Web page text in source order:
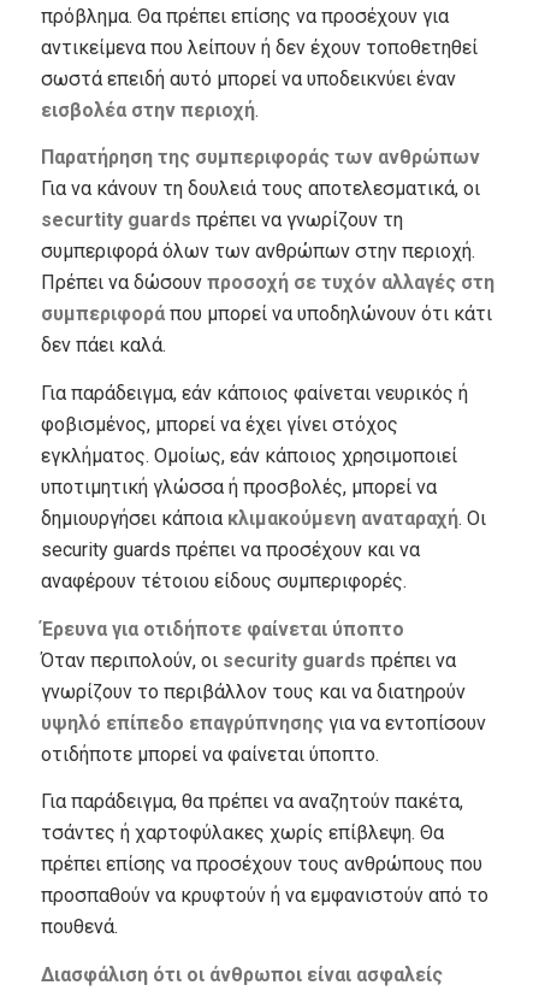
πρόβλημα. Θα πρέπει επίσης να προσέχουν για
αντικείμενα που λείπουν ή δεν έχουν τοποθετηθεί
σωστά επειδή αυτό μπορεί να υποδεικνύει έναν
εισβολέα στην περιοχή.
Παρατήρηση της συμπεριφοράς των ανθρώπων
Για να κάνουν τη δουλειά τους αποτελεσματικά, οι
securtity guards πρέπει να γνωρίζουν τη
συμπεριφορά όλων των ανθρώπων στην περιοχή.
Πρέπει να δώσουν προσοχή σε τυχόν αλλαγές στη
συμπεριφοράπου μπορεί να υποδηλώνουν ότι κάτι
δεν πάει καλά.
Για παράδειγμα, εάν κάποιος φαίνεται νευρικός ή
φοβισμένος, μπορεί να έχει γίνει στόχος
εγκλήματος. Ομοίως, εάν κάποιος χρησιμοποιεί
υποτιμητική γλώσσα ή προσβολές, μπορεί να
δημιουργήσει κάποια κλιμακούμενη αναταραχή. Οι
security guards πρέπει να προσέχουν και να
αναφέρουν τέτοιου είδους συμπεριφορές.
Έρευνα για οτιδήποτε φαίνεται ύποπτο
Όταν περιπολούν, οι security guards πρέπει να
γνωρίζουν το περιβάλλον τους και να διατηρούν
υψηλό επίπεδο επαγρύπνησηςγια να εντοπίσουν
οτιδήποτε μπορεί να φαίνεται ύποπτο.
Για παράδειγμα, θα πρέπει να αναζητούν πακέτα,
τσάντες ή χαρτοφύλακες χωρίς επίβλεψη. Θα
πρέπει επίσης να προσέχουν τους ανθρώπους που
προσπαθούν να κρυφτούν ή να εμφανιστούν από το
πουθενά.
Διασφάλιση ότι οι άνθρωποι είναι ασφαλείς